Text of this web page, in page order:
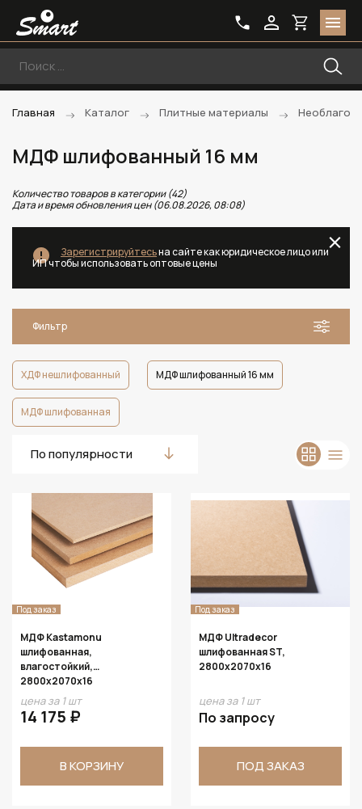
Главная Каталог Плитные материалы
МДФ шлифованный 16 мм
Количество товаров в категории (42)
Дата и время обновления цен (06.08.2026, 08:08)
Зарегистрируйтесьна сайте как юридическое лицо или
ИП чтобы использовать оптовые цены
Фильтр
ХДФ нешлифованный МДФ шлифованный 16 мм
МДФ шлифованная
По популярности
Под заказ
МДФ Kastamonu
шлифованная,
влагостойкий,
2800х2070х16
цена за 1 шт
14 175 ₽
В КОРЗИНУ
Под заказ
МДФ Ultradecor
шлифованная ST,
2800х2070х16
цена за 1 шт
По запросу
ПОД ЗАКАЗ